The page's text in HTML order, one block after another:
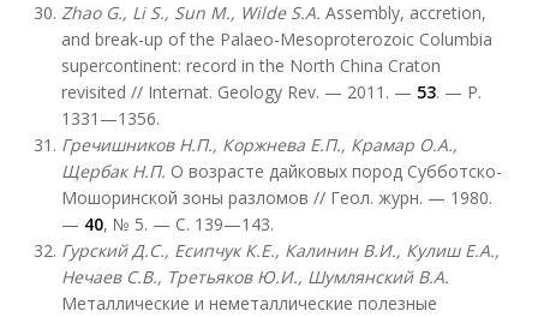
Zhao G., Li S., Sun M., Wilde S.A. Assembly, accretion,
and break-up of the Palaeo-Mesoproterozoic Columbia
supercontinent: record in the North China Craton
revisited // Internat. Geology Rev. — 2011. — 53. — Р.
1331—1356.
Гречишников Н.П., Коржнева Е.П., Крамар О.А.,
Щербак Н.П. О возрасте дайковых пород Субботско-
Мошоринской зоны разломов // Геол. журн. — 1980.
— 40, № 5. — С. 139—143.
Гурский Д.С., Есипчук К.Е., Калинин В.И., Кулиш Е.А.,
Нечаев С.В., Третьяков Ю.И., Шумлянский В.А.
Металлические и неметаллические полезные